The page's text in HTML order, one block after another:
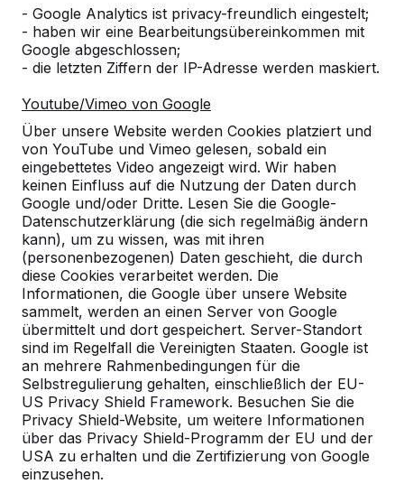
- Google Analytics ist privacy-freundlich eingestelt;
- haben wir eine Bearbeitungsübereinkommen mit
Google abgeschlossen;
- die letzten Ziffern der IP-Adresse werden maskiert.
Youtube/Vimeo von Google
Über unsere Website werden Cookies platziert und
von YouTube und Vimeo gelesen, sobald ein
eingebettetes Video angezeigt wird. Wir haben
keinen Einfluss auf die Nutzung der Daten durch
Google und/oder Dritte. Lesen Sie die Google-
Datenschutzerklärung (die sich regelmäßig ändern
kann), um zu wissen, was mit ihren
(personenbezogenen) Daten geschieht, die durch
diese Cookies verarbeitet werden. Die
Informationen, die Google über unsere Website
sammelt, werden an einen Server von Google
übermittelt und dort gespeichert. Server-Standort
sind im Regelfall die Vereinigten Staaten. Google ist
an mehrere Rahmenbedingungen für die
Selbstregulierung gehalten, einschließlich der EU-
US Privacy Shield Framework. Besuchen Sie die
Privacy Shield-Website, um weitere Informationen
über das Privacy Shield-Programm der EU und der
USA zu erhalten und die Zertifizierung von Google
einzusehen.
Kategorie
Alles anzeigen
Ort oder Postleitzahl suchen
Kontakt
HeBlad Deutschland
Diekerstraße 97
42781 Haan
Deutschland
+49 212 934 77 25
info@HeBlad.de